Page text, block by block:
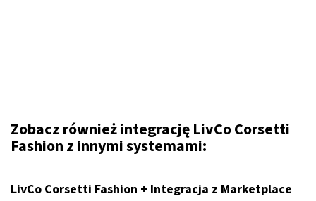
Zobacz również integrację LivCo Corsetti
Fashion z innymi systemami:
LivCo Corsetti Fashion + Integracja z Marketplace